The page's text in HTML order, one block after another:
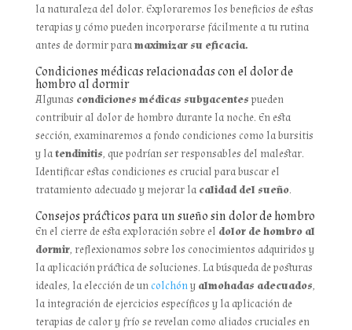
la naturaleza del dolor. Exploraremos los beneficios de estas
terapias y cómo pueden incorporarse fácilmente a tu rutina
antes de dormir paramaximizar su eficacia.
Condiciones médicas relacionadas con el dolor de
hombro al dormir
Algunas condiciones médicas subyacentes pueden
contribuir al dolor de hombro durante la noche. En esta
sección, examinaremos a fondo condiciones como la bursitis
y latendinitis, que podrían ser responsables del malestar.
Identificar estas condiciones es crucial para buscar el
tratamiento adecuado y mejorar la calidad del sueño.
Consejos prácticos para un sueño sin dolor de hombro
En el cierre de esta exploración sobre el dolor de hombro al
dormir, reflexionamos sobre los conocimientos adquiridos y
la aplicación práctica de soluciones. La búsqueda de posturas
ideales, la elección de un colchóny almohadas adecuados,
la integración de ejercicios específicos y la aplicación de
terapias de calor y frío se revelan como aliados cruciales en